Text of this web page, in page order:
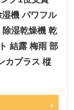
機 パワフル
湿乾燥機 乾
結露 梅雨 部
カプラス 樅